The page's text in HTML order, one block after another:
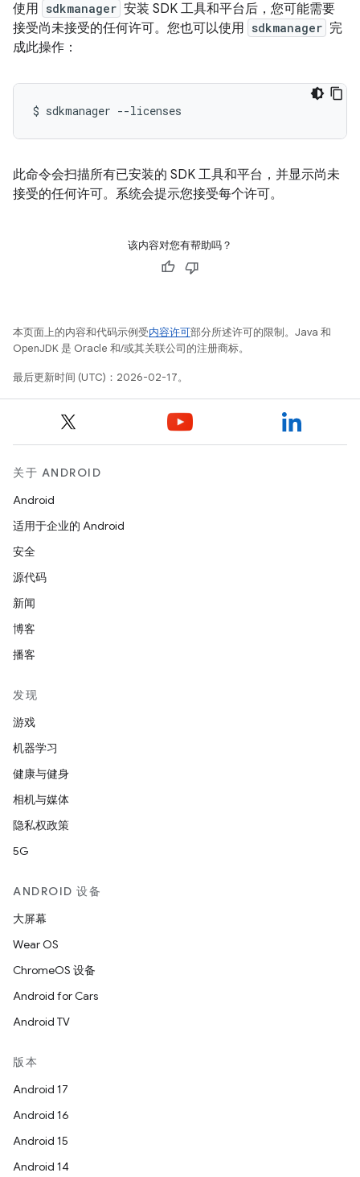
使用 sdkmanager 安装 SDK 工具和平台后，您可能需要
接受尚未接受的任何许可。您也可以使用 sdkmanager 完
成此操作：
$ sdkmanager --licenses
此命令会扫描所有已安装的 SDK 工具和平台，并显示尚未
接受的任何许可。系统会提示您接受每个许可。
该内容对您有帮助吗？
本页面上的内容和代码示例受内容许可部分所述许可的限制。Java 和
OpenJDK 是 Oracle 和/或其关联公司的注册商标。
最后更新时间 (UTC)：2026-02-17。
关于 ANDROID
Android
适用于企业的 Android
安全
源代码
新闻
博客
播客
发现
游戏
机器学习
健康与健身
相机与媒体
隐私权政策
5G
ANDROID 设备
大屏幕
Wear OS
ChromeOS 设备
Android for Cars
Android TV
版本
Android 17
Android 16
Android 15
Android 14